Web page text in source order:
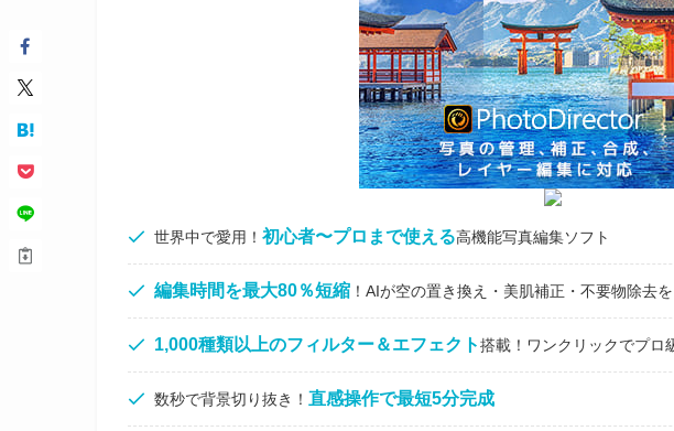
世界中で愛用！ 初心者〜プロまで使える高機能写真編集ソフト
編集時間を最大80％短縮 ！AIが空の置き換え・美肌補正・不要物除去
1,000種類以上のフィルター＆エフェクト搭載！ワンクリックでプロ
数秒で背景切り抜き！ 直感操作で最短5分完成